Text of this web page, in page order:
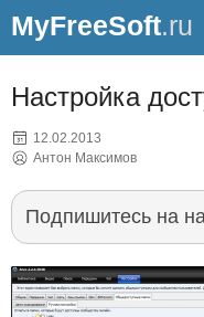
MyFreeSoft.ru
Настройка
12.02.2013
Антон Максимов
Подпишитесь на